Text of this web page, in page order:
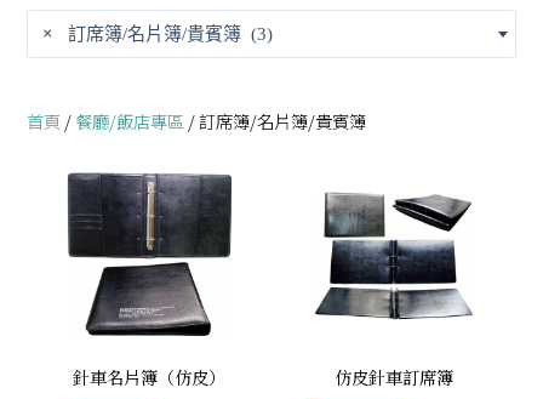
× 訂席簿/名片簿/貴賓簿 (3)
首頁 /餐廳/飯店專區 / 訂席簿/名片簿/貴賓簿
針車名片簿（仿皮） 仿皮針車訂席簿